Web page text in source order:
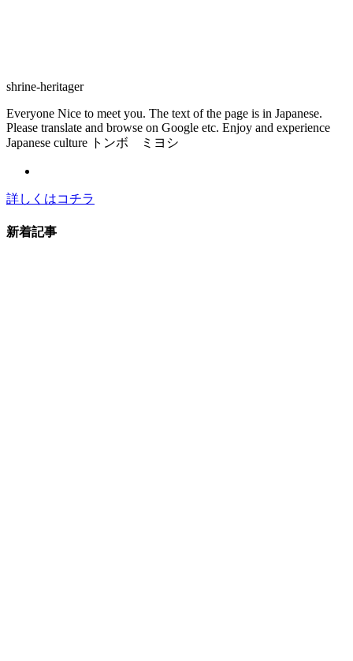
shrine-heritager
Everyone Nice to meet you. The text of the page is in Japanese.
Please translate and browse on Google etc. Enjoy and experience
Japanese culture トンボ ミヨシ
詳しくはコチラ
新着記事